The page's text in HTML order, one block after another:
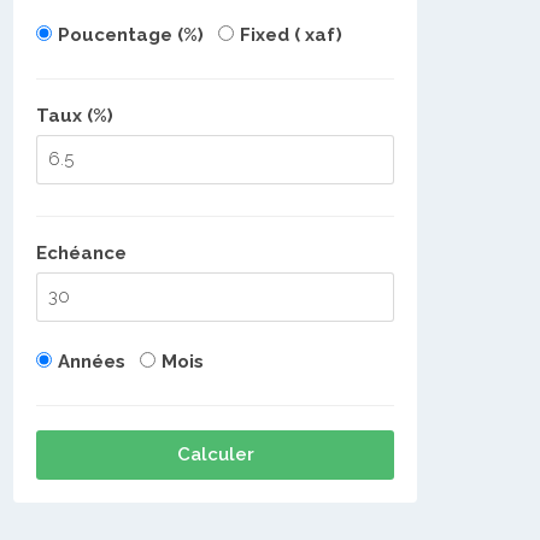
Poucentage (%) Fixed ( xaf)
Taux (%)
Echéance
Années Mois
Calculer